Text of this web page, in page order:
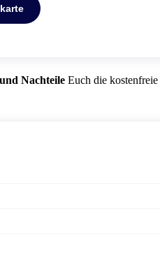
Nachteile Euch die kostenfreie